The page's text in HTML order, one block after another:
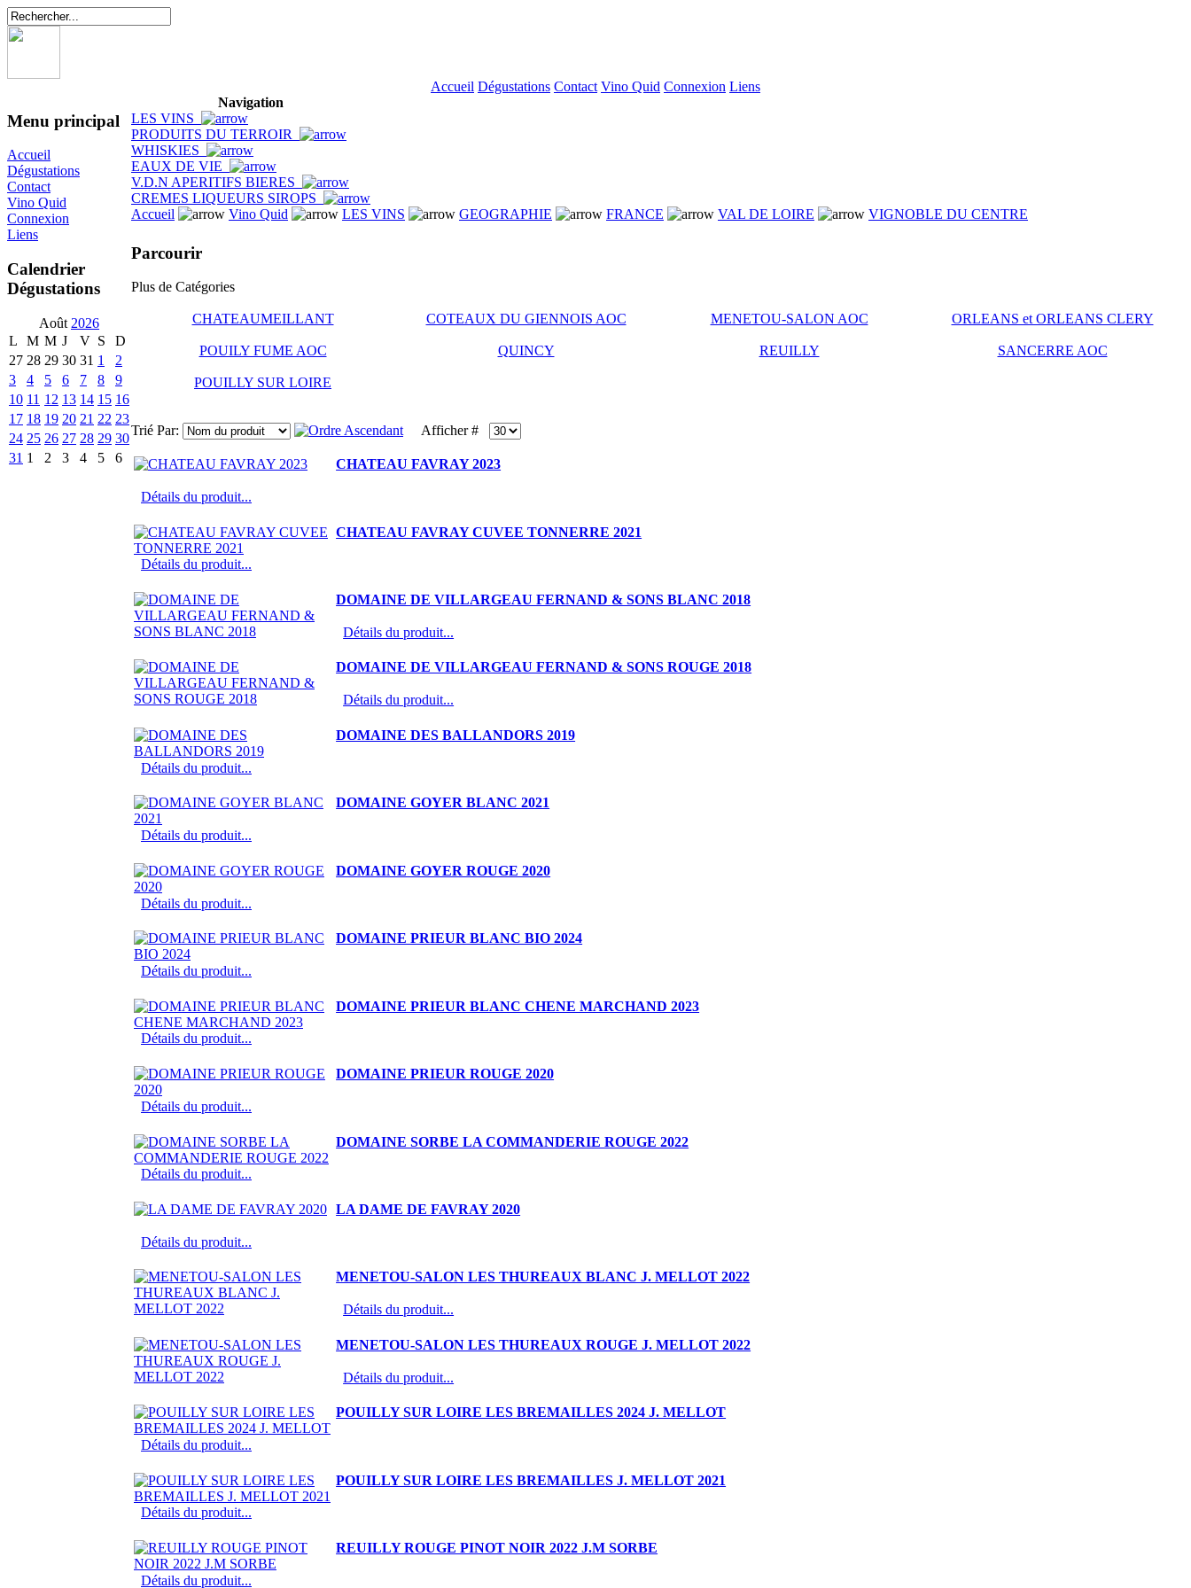
Accueil Dégustations Contact Vino Quid Connexion Liens
Menu principal
Accueil
Dégustations
Contact
Vino Quid
Connexion
Liens
Calendrier
Dégustations
Août 2026
L
M M J V S
D
27 28 29 30 31 1
2
3
4 5 6 7 8
9
10 11 12 13 14 15 16
17 18 19 20 21 22 23
24 25 26 27 28 29 30
31 1 2 3 4 5 6
Navigation
LES VINS
PRODUITS DU TERROIR
WHISKIES
EAUX DE VIE
V.D.N APERITIFS BIERES
CREMES LIQUEURS SIROPS
Accueil
Vino Quid LES VINS GEOGRAPHIE FRANCE VAL DE LOIRE VIGNOBLE DU CENTRE
Parcourir
Plus de Catégories
CHATEAUMEILLANT COTEAUX DU GIENNOIS AOC MENETOU-SALON AOC ORLEANS et ORLEANS CLERY
POUILY FUME AOC QUINCY REUILLY SANCERRE AOC
POUILLY SUR LOIRE
Trié Par: Afficher #
CHATEAU FAVRAY 2023
Détails du produit...
CHATEAU FAVRAY CUVEE TONNERRE 2021
Détails du produit...
DOMAINE DE VILLARGEAU FERNAND & SONS BLANC 2018
Détails du produit...
DOMAINE DE VILLARGEAU FERNAND & SONS ROUGE 2018
Détails du produit...
DOMAINE DES BALLANDORS 2019
Détails du produit...
DOMAINE GOYER BLANC 2021
Détails du produit...
DOMAINE GOYER ROUGE 2020
Détails du produit...
DOMAINE PRIEUR BLANC BIO 2024
Détails du produit...
DOMAINE PRIEUR BLANC CHENE MARCHAND 2023
Détails du produit...
DOMAINE PRIEUR ROUGE 2020
Détails du produit...
DOMAINE SORBE LA COMMANDERIE ROUGE 2022
Détails du produit...
LA DAME DE FAVRAY 2020
Détails du produit...
MENETOU-SALON LES THUREAUX BLANC J. MELLOT 2022
Détails du produit...
MENETOU-SALON LES THUREAUX ROUGE J. MELLOT 2022
Détails du produit...
POUILLY SUR LOIRE LES BREMAILLES 2024 J. MELLOT
Détails du produit...
POUILLY SUR LOIRE LES BREMAILLES J. MELLOT 2021
Détails du produit...
REUILLY ROUGE PINOT NOIR 2022 J.M SORBE
Détails du produit...